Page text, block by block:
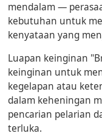
mendalam —
kebutuhan untuk
kenyataan yang
Luapan keinginan
keinginan untuk
kegelapan atau
dalam keheningan
pencarian pelarian
terluka.